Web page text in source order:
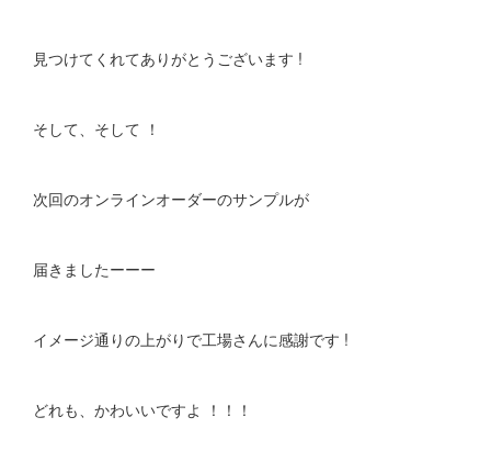
見つけてくれてありがとうございます !
そして、そして ！
次回のオンラインオーダーのサンプルが
届きましたーーー
イメージ通りの上がりで工場さんに感謝です !
どれも、かわいいですよ ！！！